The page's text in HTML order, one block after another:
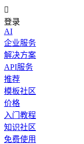

登录
AI
企业服务
解决方案
API服务
推荐
模板社区
价格
入门教程
知识社区
免费使用